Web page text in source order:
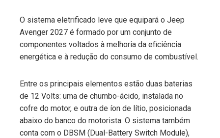
O sistema eletrificado leve que equipará o Jeep
Avenger 2027 é formado por um conjunto de
componentes voltados à melhoria da eficiência
energética e à redução do consumo de combustível.
Entre os principais elementos estão duas baterias
de 12 Volts: uma de chumbo-ácido, instalada no
cofre do motor, e outra de íon de lítio, posicionada
abaixo do banco do motorista. O sistema também
conta com o DBSM (Dual-Battery Switch Module),